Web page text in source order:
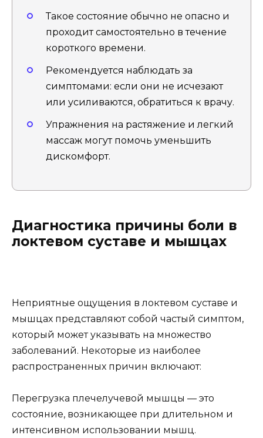
Такое состояние обычно не опасно и
проходит самостоятельно в течение
короткого времени.
Рекомендуется наблюдать за
симптомами: если они не исчезают
или усиливаются, обратиться к врачу.
Упражнения на растяжение и легкий
массаж могут помочь уменьшить
дискомфорт.
Диагностика причины боли в
локтевом суставе и мышцах
Неприятные ощущения в локтевом суставе и
мышцах представляют собой частый симптом,
который может указывать на множество
заболеваний. Некоторые из наиболее
распространенных причин включают:
Перегрузка плечелучевой мышцы — это
состояние, возникающее при длительном и
интенсивном использовании мышц.